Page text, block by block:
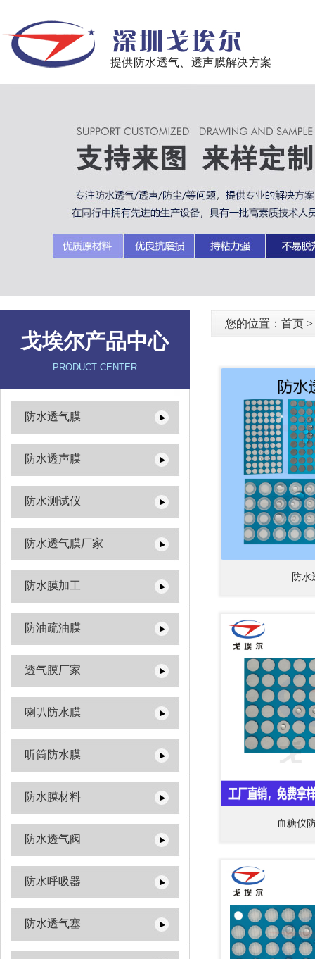
提供防水透气、透声膜解决方案
戈埃尔产品中心
PRODUCT CENTER
防水透气膜
防水透声膜
防水测试仪
防水透气膜厂家
防水膜加工
防油疏油膜
透气膜厂家
喇叭防水膜
听筒防水膜
防水膜材料
防水透气阀
防水呼吸器
防水透气塞
您的位置： 首页 >
防水
血糖仪